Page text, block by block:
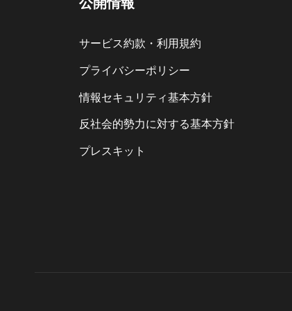
サービス約款・利用規約
プライバシーポリシー
情報セキュリティ基本方針
反社会的勢力に対する基本方針
プレスキット